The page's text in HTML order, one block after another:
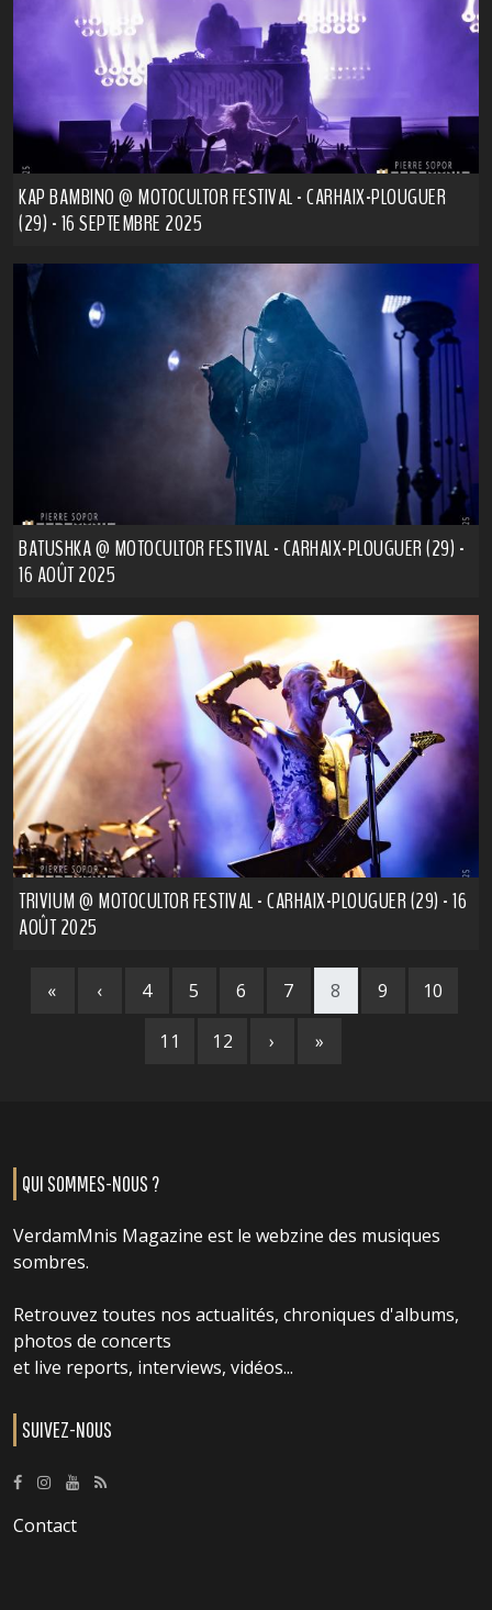
KAP BAMBINO @ MOTOCULTOR FESTIVAL - CARHAIX-PLOUGUER
(29) - 16 SEPTEMBRE 2025
BATUSHKA @ MOTOCULTOR FESTIVAL - CARHAIX-PLOUGUER (29) -
16 AOÛT 2025
TRIVIUM @ MOTOCULTOR FESTIVAL - CARHAIX-PLOUGUER (29) - 16
AOÛT 2025
« ‹ 4 5 6 7 8 9 10
11 12 › »
QUI SOMMES-NOUS ?
VerdamMnis Magazine est le webzine des musiques
sombres.
Retrouvez toutes nos actualités, chroniques d'albums,
photos de concerts
et live reports, interviews, vidéos...
SUIVEZ-NOUS
Contact